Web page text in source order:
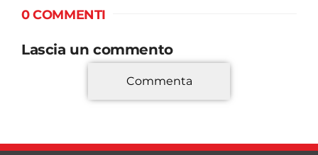
0 COMMENTI
Lascia un commento
*
Commenta